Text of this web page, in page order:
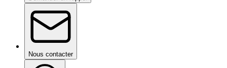
Nous contacter